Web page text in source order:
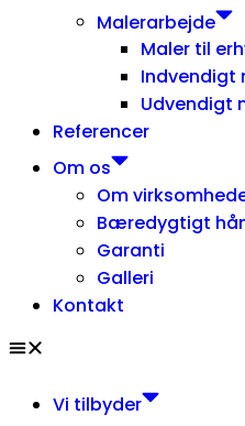
Malerarbejde
Maler til
Indvendigt
Udvendigt
Referencer
Om os
Om
Bæredygtigt
Garanti
Galleri
Kontakt
Vi tilbyder